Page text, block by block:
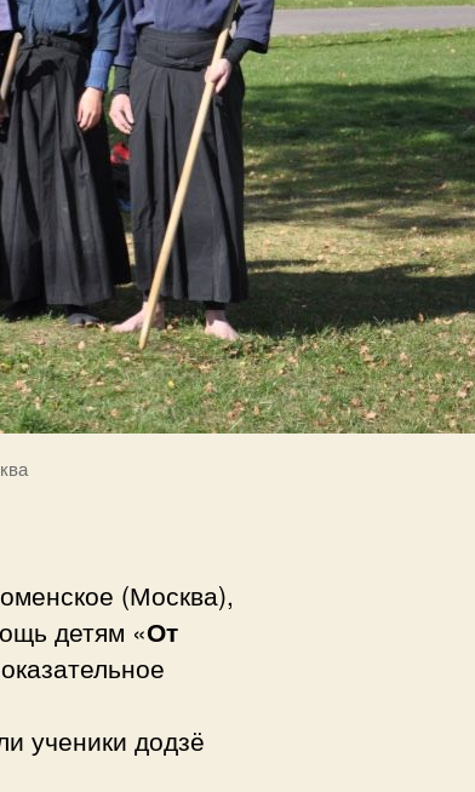
(Москва),
детям «От
ученики додзё